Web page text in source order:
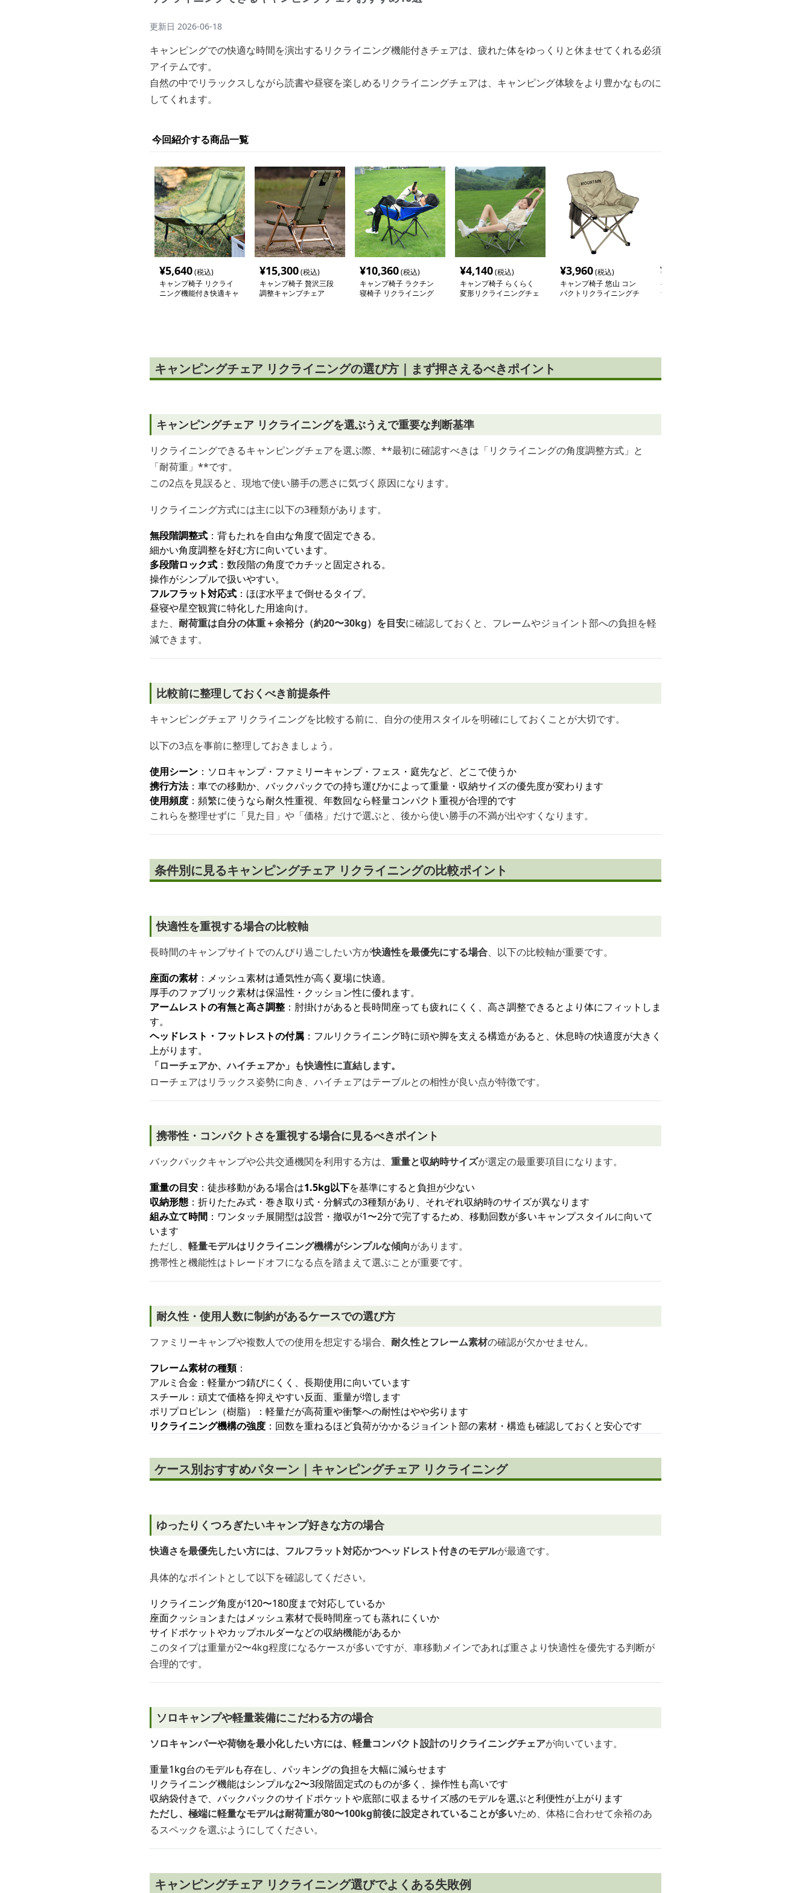
更新日 2026-06-18
キャンピングでの快適な時間を演出するリクライニング機能付きチェアは、疲れた体をゆっくりと休ませてくれる必須
アイテムです。
自然の中でリラックスしながら読書や昼寝を楽しめるリクライニングチェアは、キャンピング体験をより豊かなものに
してくれます。
今回紹介する商品一覧
¥5,640(税込)
キャンプ椅子 リクライ
ニング機能付き快適キャ
¥15,300(税込)
キャンプ椅子 贅沢三段
調整キャンプチェア
¥10,360(税込)
キャンプ椅子 ラクチン
寝椅子 リクライニング
¥4,140(税込)
キャンプ椅子 らくらく
変形リクライニングチェ
¥3,960(税込)
キャンプ椅子 悠山 コン
パクトリクライニングチ
¥
キャンプ椅子 高機能リ
ラックスチェア
キャンピングチェア リクライニングの選び方｜まず押さえるべきポイント
キャンピングチェア リクライニングを選ぶうえで重要な判断基準
リクライニングできるキャンピングチェアを選ぶ際、**最初に確認すべきは「リクライニングの角度調整方式」と
「耐荷重」**です。
この2点を見誤ると、現地で使い勝手の悪さに気づく原因になります。
リクライニング方式には主に以下の3種類があります。
無段階調整式 ：背もたれを自由な角度で固定できる。
細かい角度調整を好む方に向いています。
多段階ロック式 ：数段階の角度でカチッと固定される。
操作がシンプルで扱いやすい。
フルフラット対応式 ：ほぼ水平まで倒せるタイプ。
昼寝や星空観賞に特化した用途向け。
また、 耐荷重は自分の体重＋余裕分（約20〜30kg）を目安に確認しておくと、フレームやジョイント部への負担を軽
減できます。
比較前に整理しておくべき前提条件
キャンピングチェア リクライニングを比較する前に、自分の使用スタイルを明確にしておくことが大切です。
以下の3点を事前に整理しておきましょう。
使用シーン ：ソロキャンプ・ファミリーキャンプ・フェス・庭先など、どこで使うか
携行方法：車での移動か、バックパックでの持ち運びかによって重量・収納サイズの優先度が変わります
使用頻度 ：頻繁に使うなら耐久性重視、年数回なら軽量コンパクト重視が合理的です
これらを整理せずに「見た目」や「価格」だけで選ぶと、後から使い勝手の不満が出やすくなります。
条件別に見るキャンピングチェア リクライニングの比較ポイント
快適性を重視する場合の比較軸
長時間のキャンプサイトでのんびり過ごしたい方が快適性を最優先にする場合、以下の比較軸が重要です。
座面の素材：メッシュ素材は通気性が高く夏場に快適。
厚手のファブリック素材は保温性・クッション性に優れます。
アームレストの有無と高さ調整 ：肘掛けがあると長時間座っても疲れにくく、高さ調整できるとより体にフィットしま
す。
ヘッドレスト・フットレストの付属 ：フルリクライニング時に頭や脚を支える構造があると、休息時の快適度が大きく
上がります。
「ローチェアか、ハイチェアか」も快適性に直結します。
ローチェアはリラックス姿勢に向き、ハイチェアはテーブルとの相性が良い点が特徴です。
携帯性・コンパクトさを重視する場合に見るべきポイント
バックパックキャンプや公共交通機関を利用する方は、 重量と収納時サイズが選定の最重要項目になります。
重量の目安 ：徒歩移動がある場合は1.5kg以下を基準にすると負担が少ない
収納形態 ：折りたたみ式・巻き取り式・分解式の3種類があり、それぞれ収納時のサイズが異なります
組み立て時間 ：ワンタッチ展開型は設営・撤収が1〜2分で完了するため、移動回数が多いキャンプスタイルに向いて
います
ただし、 軽量モデルはリクライニング機構がシンプルな傾向があります。
携帯性と機能性はトレードオフになる点を踏まえて選ぶことが重要です。
耐久性・使用人数に制約があるケースでの選び方
ファミリーキャンプや複数人での使用を想定する場合、 耐久性とフレーム素材の確認が欠かせません。
フレーム素材の種類：
アルミ合金：軽量かつ錆びにくく、長期使用に向いています
スチール：頑丈で価格を抑えやすい反面、重量が増します
ポリプロピレン（樹脂）：軽量だが高荷重や衝撃への耐性はやや劣ります
リクライニング機構の強度 ：回数を重ねるほど負荷がかかるジョイント部の素材・構造も確認しておくと安心です
ケース別おすすめパターン｜キャンピングチェア リクライニング
ゆったりくつろぎたいキャンプ好きな方の場合
快適さを最優先したい方には、フルフラット対応かつヘッドレスト付きのモデルが最適です。
具体的なポイントとして以下を確認してください。
リクライニング角度が120〜180度まで対応しているか
座面クッションまたはメッシュ素材で長時間座っても蒸れにくいか
サイドポケットやカップホルダーなどの収納機能があるか
このタイプは重量が2〜4kg程度になるケースが多いですが、車移動メインであれば重さより快適性を優先する判断が
合理的です。
ソロキャンプや軽量装備にこだわる方の場合
ソロキャンパーや荷物を最小化したい方には、軽量コンパクト設計のリクライニングチェアが向いています。
重量1kg台のモデルも存在し、パッキングの負担を大幅に減らせます
リクライニング機能はシンプルな2〜3段階固定式のものが多く、操作性も高いです
収納袋付きで、バックパックのサイドポケットや底部に収まるサイズ感のモデルを選ぶと利便性が上がります
ただし、極端に軽量なモデルは耐荷重が80〜100kg前後に設定されていることが多いため、体格に合わせて余裕のあ
るスペックを選ぶようにしてください。
キャンピングチェア リクライニング選びでよくある失敗例